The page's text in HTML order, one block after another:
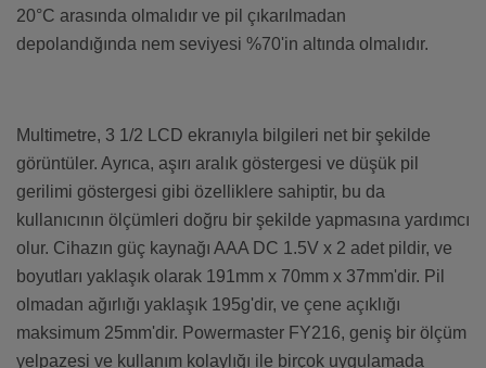
20°C arasında olmalıdır ve pil çıkarılmadan
depolandığında nem seviyesi %70'in altında olmalıdır.
Multimetre, 3 1/2 LCD ekranıyla bilgileri net bir şekilde
görüntüler. Ayrıca, aşırı aralık göstergesi ve düşük pil
gerilimi göstergesi gibi özelliklere sahiptir, bu da
kullanıcının ölçümleri doğru bir şekilde yapmasına yardımcı
olur. Cihazın güç kaynağı AAA DC 1.5V x 2 adet pildir, ve
boyutları yaklaşık olarak 191mm x 70mm x 37mm'dir. Pil
olmadan ağırlığı yaklaşık 195g'dir, ve çene açıklığı
maksimum 25mm'dir. Powermaster FY216, geniş bir ölçüm
yelpazesi ve kullanım kolaylığı ile birçok uygulamada